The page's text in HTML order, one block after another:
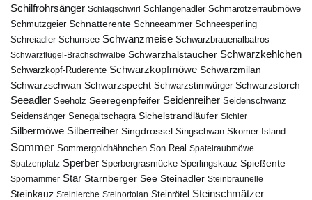
Schilfrohrsänger Schlagschwirl Schlangenadler Schmarotzerraubmöwe
Schmutzgeier Schnatterente Schneeammer Schneesperling
Schreiadler Schurrsee Schwanzmeise Schwarzbrauenalbatros
Schwarzflügel-Brachschwalbe Schwarzhalstaucher Schwarzkehlchen
Schwarzkopf-Ruderente Schwarzkopfmöwe Schwarzmilan
Schwarzschwan Schwarzspecht Schwarzstirnwürger Schwarzstorch
Seeadler Seeholz Seeregenpfeifer Seidenreiher Seidenschwanz
Seidensänger Senegaltschagra Sichelstrandläufer Sichler
Silbermöwe Silberreiher Singdrossel Singschwan Skomer Island
Sommer Sommergoldhähnchen Son Real Spatelraubmöwe
Spatzenplatz Sperber Sperbergrasmücke Sperlingskauz Spießente
Spornammer Star Starnberger See Steinadler Steinbraunelle
Steinkauz Steinlerche Steinortolan Steinrötel Steinschmätzer